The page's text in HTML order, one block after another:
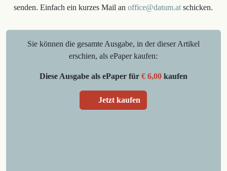
senden. Einfach ein kurzes Mail anoffice@datum.at schicken.
Sie können die gesamte Ausgabe, in der dieser Artikel
erschien, als ePaper kaufen:
Diese Ausgabe als ePaper für € 6,00kaufen
Jetzt kaufen